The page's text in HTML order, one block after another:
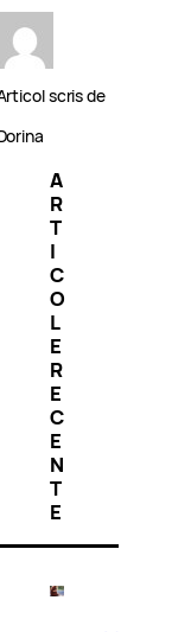
scris de
A
R
T
I
C
O
L
E
R
E
C
E
N
T
E